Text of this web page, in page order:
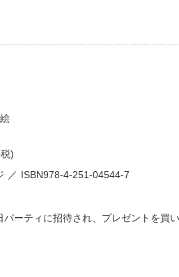
絵
)
ISBN978-4-251-04544-7
ーティに招待され、プレゼントを買